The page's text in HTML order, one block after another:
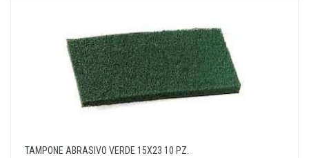
TAMPONE ABRASIVO VERDE 15X23 10 PZ.